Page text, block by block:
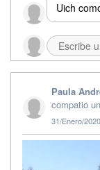
Uich
Paula
compatio
31/Enero/2020